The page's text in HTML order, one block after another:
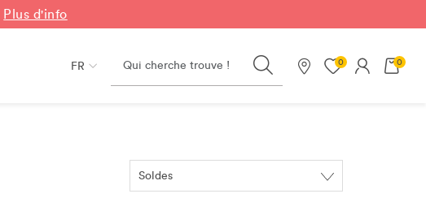
Plus d'info
FR Search
Nos magasins
0 0